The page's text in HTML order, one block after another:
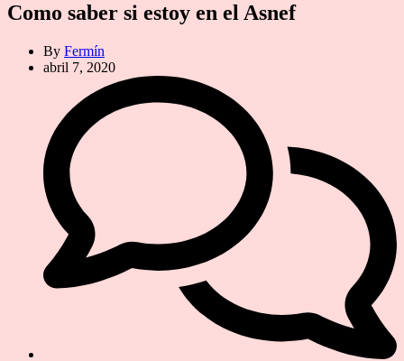
Como saber si estoy en el Asnef
By Fermín
abril 7, 2020